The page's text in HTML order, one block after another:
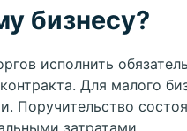
бизнесу?
исполнить
Для малого
Поручительство
затратами.